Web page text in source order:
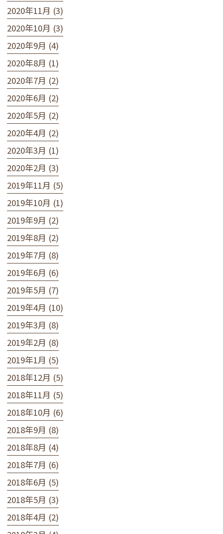
2020年11月 (3)
2020年10月 (3)
2020年9月 (4)
2020年8月 (1)
2020年7月 (2)
2020年6月 (2)
2020年5月 (2)
2020年4月 (2)
2020年3月 (1)
2020年2月 (3)
2019年11月 (5)
2019年10月 (1)
2019年9月 (2)
2019年8月 (2)
2019年7月 (8)
2019年6月 (6)
2019年5月 (7)
2019年4月 (10)
2019年3月 (8)
2019年2月 (8)
2019年1月 (5)
2018年12月 (5)
2018年11月 (5)
2018年10月 (6)
2018年9月 (8)
2018年8月 (4)
2018年7月 (6)
2018年6月 (5)
2018年5月 (3)
2018年4月 (2)